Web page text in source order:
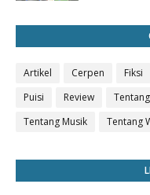
Artikel Cerpen Fiksi
Puisi
Review
Tentang Musik
Tentang